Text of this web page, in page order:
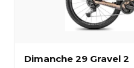
Dimanche 29 Gravel 2